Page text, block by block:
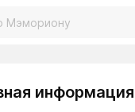
информация